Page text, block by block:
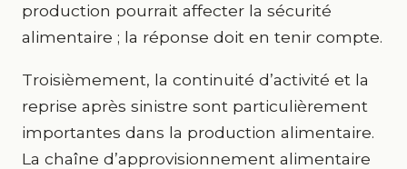
production pourrait affecter la sécurité
alimentaire ; la réponse doit en tenir compte.
Troisièmement, la continuité d’activité et la
reprise après sinistre sont particulièrement
importantes dans la production alimentaire.
La chaîne d’approvisionnement alimentaire